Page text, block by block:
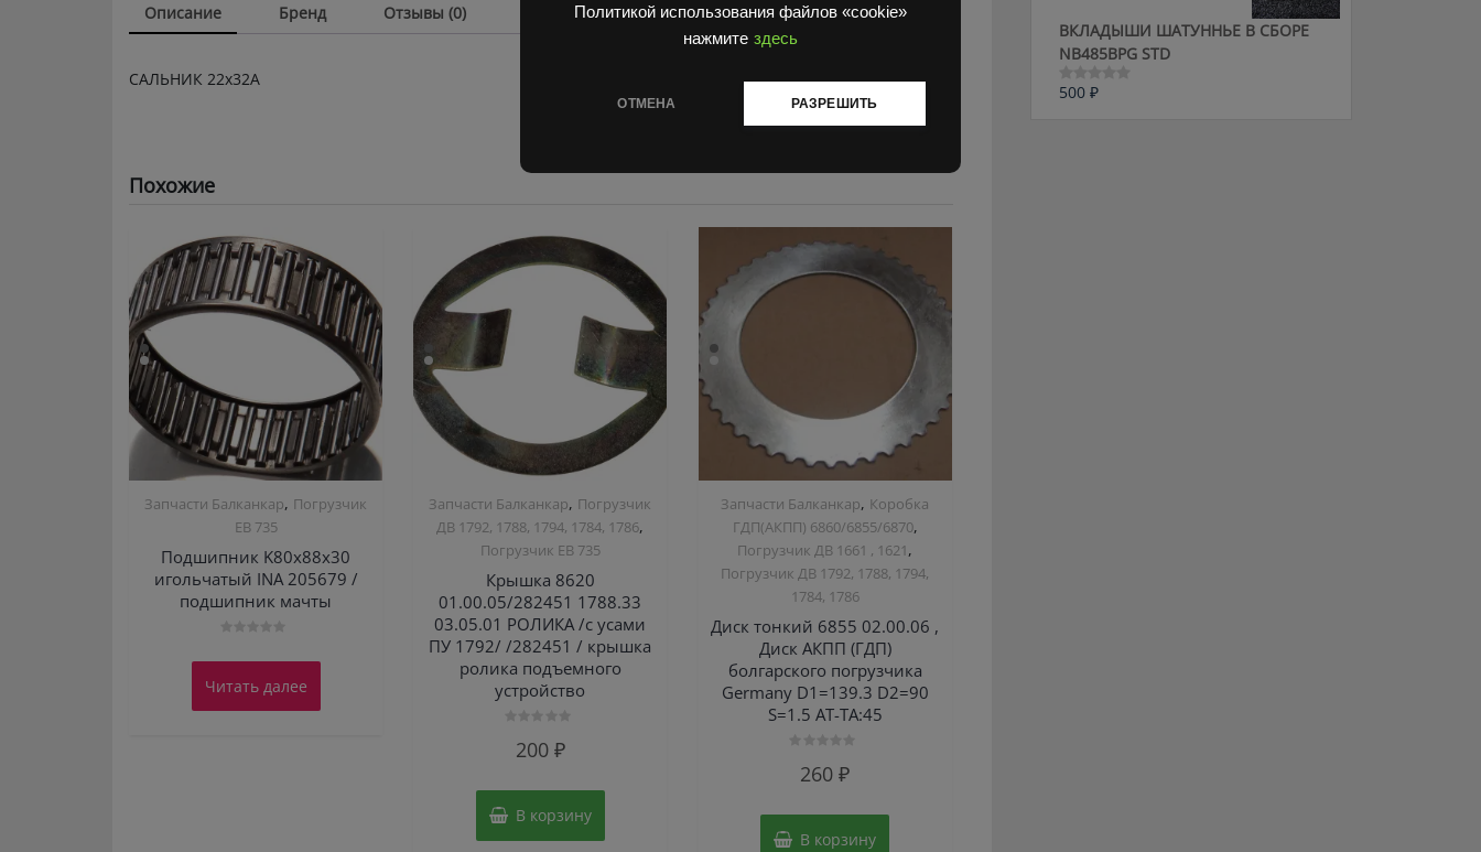
Политикой использования файлов «cookie»
нажмите здесь
ОТМЕНА РАЗРЕШИТЬ
Описание Бренд Отзывы (0)
САЛЬНИК 22х32А
Похожие
Запчасти Балканкар, Погрузчик
ЕВ 735
Подшипник K80х88х30
игольчатый INA 205679 /
подшипник мачты
0
5
Читать далее
Запчасти Балканкар, Погрузчик
ДВ 1792, 1788, 1794, 1784, 1786,
Погрузчик ЕВ 735
Крышка 8620
01.00.05/282451 1788.33
03.05.01 РОЛИКА /с усами
ПУ 1792/ /282451 / крышка
ролика подъемного
устройство
200 ₽
В корзину
Запчасти Балканкар, Коробка
ГДП(АКПП) 6860/6855/6870,
Погрузчик ДВ 1661 , 1621,
Погрузчик ДВ 1792, 1788, 1794,
1784, 1786
Диск тонкий 6855 02.00.06 ,
Диск АКПП (ГДП)
болгарского погрузчика
Germany D1=139.3 D2=90
S=1.5 AT-TA:45
260₽
В корзину
ВКЛАДЫШИ ШАТУННЬЕ В СБОРЕ
NB485BPG STD
Оценка
500 ₽